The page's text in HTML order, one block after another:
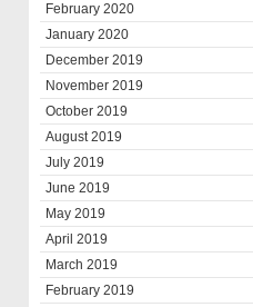
February 2020
January 2020
December 2019
November 2019
October 2019
August 2019
July 2019
June 2019
May 2019
April 2019
March 2019
February 2019